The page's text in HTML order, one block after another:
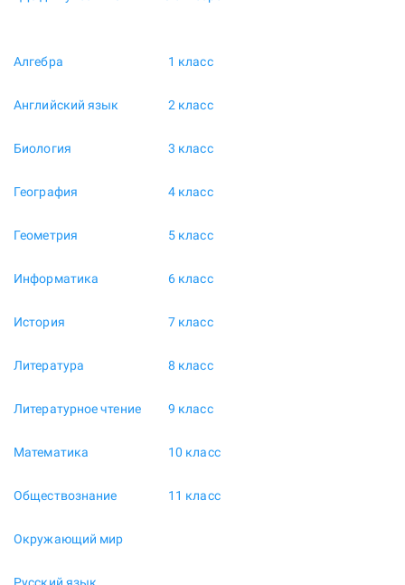
Алгебра
Английский язык
Биология
География
Геометрия
Информатика
История
Литература
Литературное чтение
Математика
Обществознание
Окружающий мир
1 класс
2 класс
3 класс
4 класс
5 класс
6 класс
7 класс
8 класс
9 класс
10 класс
11 класс